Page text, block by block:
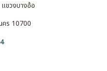
ขวงบางอ้อ
คร 10700